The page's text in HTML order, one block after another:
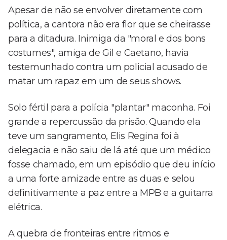
Apesar de não se envolver diretamente com
política, a cantora não era flor que se cheirasse
para a ditadura. Inimiga da "moral e dos bons
costumes", amiga de Gil e Caetano, havia
testemunhado contra um policial acusado de
matar um rapaz em um de seus shows.
Solo fértil para a polícia "plantar" maconha. Foi
grande a repercussão da prisão. Quando ela
teve um sangramento, Elis Regina foi à
delegacia e não saiu de lá até que um médico
fosse chamado, em um episódio que deu início
a uma forte amizade entre as duas e selou
definitivamente a paz entre a MPB e a guitarra
elétrica.
A quebra de fronteiras entre ritmos e